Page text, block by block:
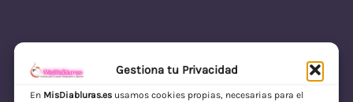
Gestiona tu Privacidad
En MisDiabluras.esusamos cookies propias, necesarias para el